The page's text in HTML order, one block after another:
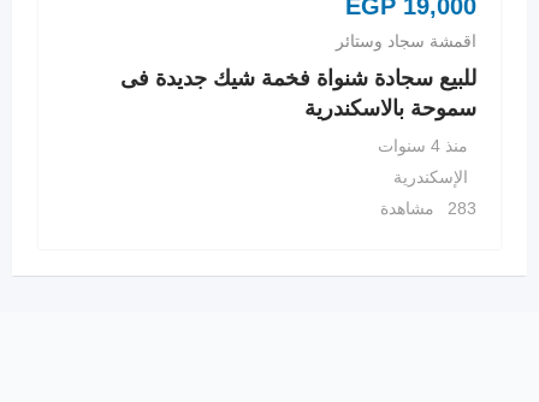
EGP 19,000
اقمشة سجاد وستائر
للبيع سجادة شنواة فخمة شيك جديدة فى
سموحة بالاسكندرية
منذ 4 سنوات
الإسكندرية
283 مشاهدة